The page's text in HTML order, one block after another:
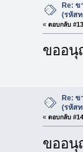
Re: ข
(รหัส
« ตอบกลับ
ขออนุ
Re: ข
(รหัส
« ตอบกลับ
ขออนุ